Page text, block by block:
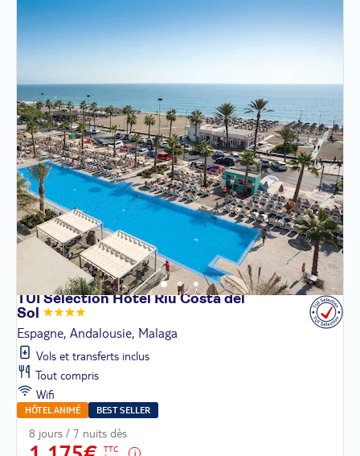
TUI Sélection Hôtel Riu Costa del
Sol
Espagne, Andalousie, Malaga
Vols et transferts inclus
Tout compris
Wifi
HÔTEL ANIMÉ BEST SELLER
8 jours / 7 nuits dès
TTC